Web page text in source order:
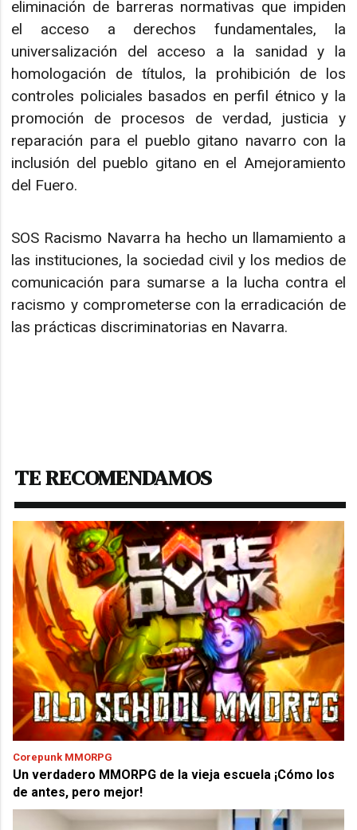
eliminación de barreras normativas que impiden
el acceso a derechos fundamentales, la
universalización del acceso a la sanidad y la
homologación de títulos, la prohibición de los
controles policiales basados en perfil étnico y la
promoción de procesos de verdad, justicia y
reparación para el pueblo gitano navarro con la
inclusión del pueblo gitano en el Amejoramiento
del Fuero.
SOS Racismo Navarra ha hecho un llamamiento a
las instituciones, la sociedad civil y los medios de
comunicación para sumarse a la lucha contra el
racismo y comprometerse con la erradicación de
las prácticas discriminatorias en Navarra.
TE RECOMENDAMOS
Corepunk MMORPG
Un verdadero MMORPG de la vieja escuela ¡Cómo los
de antes, pero mejor!